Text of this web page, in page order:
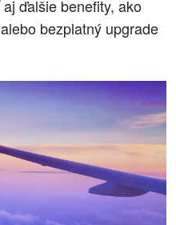
ďalšie benefity, ako
bezplatný upgrade